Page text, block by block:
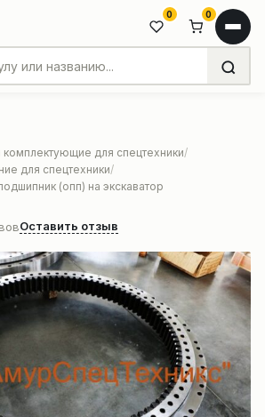
0 0
комплектующие для спецтехники
для спецтехники
(опп) на экскаватор
Оставить отзыв